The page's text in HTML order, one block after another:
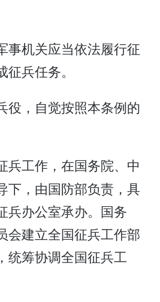
事机关应当依法履行征
兵任务。
役，自觉按照本条例的
兵工作，在国务院、中
下，由国防部负责，具
兵办公室承办。国务
会建立全国征兵工作部
统筹协调全国征兵工